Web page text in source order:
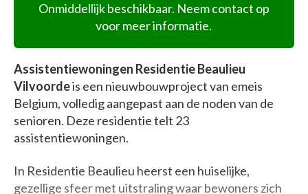
Onmiddellijk beschikbaar. Neem contact op
voor meer informatie.
Assistentiewoningen Residentie Beaulieu
Vilvoordeis een nieuwbouwproject van emeis
Belgium, volledig aangepast aan de noden van de
senioren. Deze residentie telt 23
assistentiewoningen.
In Residentie Beaulieu heerst een huiselijke,
gezellige sfeer met uitstraling waar bewoners zich